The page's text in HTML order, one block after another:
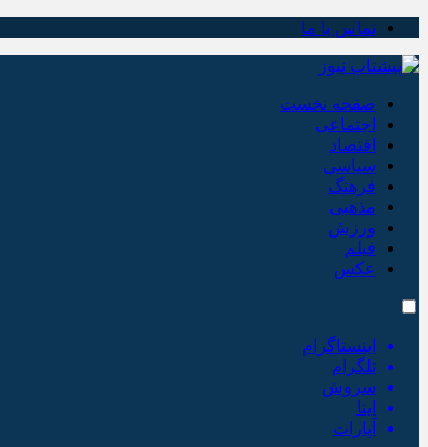
تماس با ما
صفحه نخست
اجتماعی
اقتصاد
سیاسی
فرهنگ
مذهبی
ورزش
فیلم
عکس
اینستاگرام
تلگرام
سروش
ایتا
آپارات